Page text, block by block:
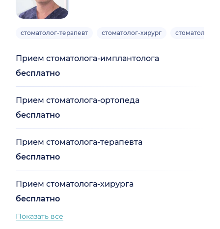
стоматолог-терапевт стоматолог-хирург стоматолог-
Прием стоматолога-имплантолога
бесплатно
Прием стоматолога-ортопеда
бесплатно
Прием стоматолога-терапевта
бесплатно
Прием стоматолога-хирурга
бесплатно
Показать все